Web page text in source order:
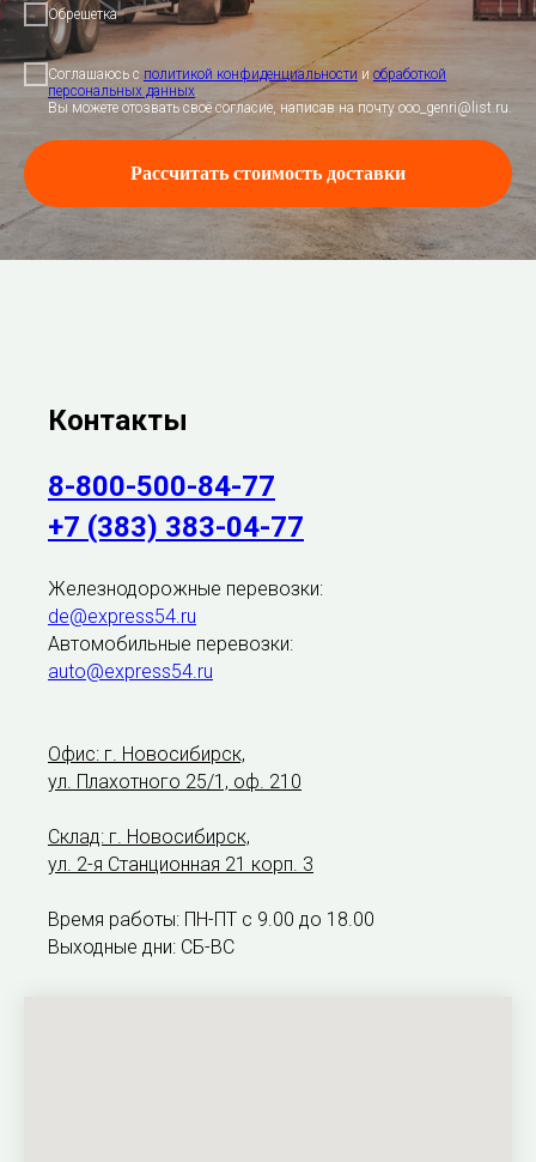
Обрешетка
Соглашаюсь с политикой конфиденциальности и обработкой
персональных данных.
Вы можете отозвать своё согласие, написав на почту ooo_genri@list.ru.
Рассчитать стоимость доставки
Контакты
8-800-500-84-77
+7 (383) 383-04-77
Железнодорожные перевозки:
de@express54.ru
Автомобильные перевозки:
auto@express54.ru
Офис: г. Новосибирск,
ул. Плахотного 25/1, оф. 210
Склад: г. Новосибирск,
ул. 2-я Станционная 21 корп. 3
Время работы: ПН-ПТ с 9.00 до 18.00
Выходные дни: СБ-ВС